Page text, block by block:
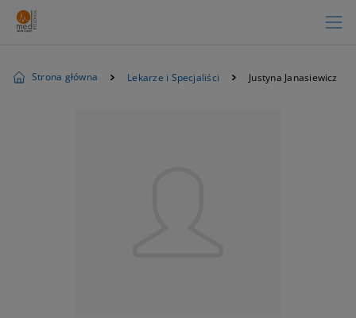
Strona główna Lekarze i Specjaliści Justyna Janasiewicz